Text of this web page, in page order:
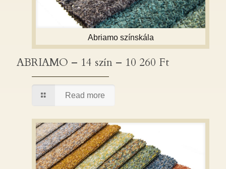
ABRIAMO – 14 szín – 10 260 Ft
Abriamo színskála
ABRIAMO – 14 szín – 10 260 Ft
Read more